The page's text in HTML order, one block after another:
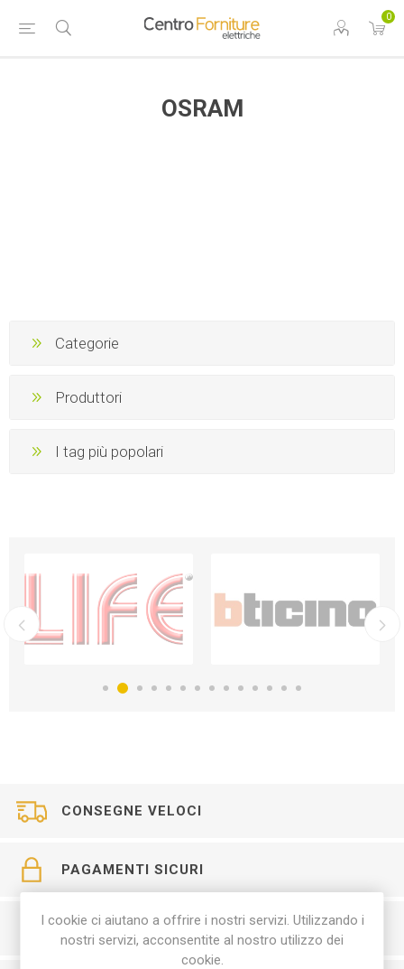
0
OSRAM
Categorie
Produttori
I tag più popolari
CONSEGNE VELOCI
PAGAMENTI SICURI
SERVIZIO CLIENTI
I cookie ci aiutano a offrire i nostri servizi. Utilizzando i
nostri servizi, acconsentite al nostro utilizzo dei
cookie.